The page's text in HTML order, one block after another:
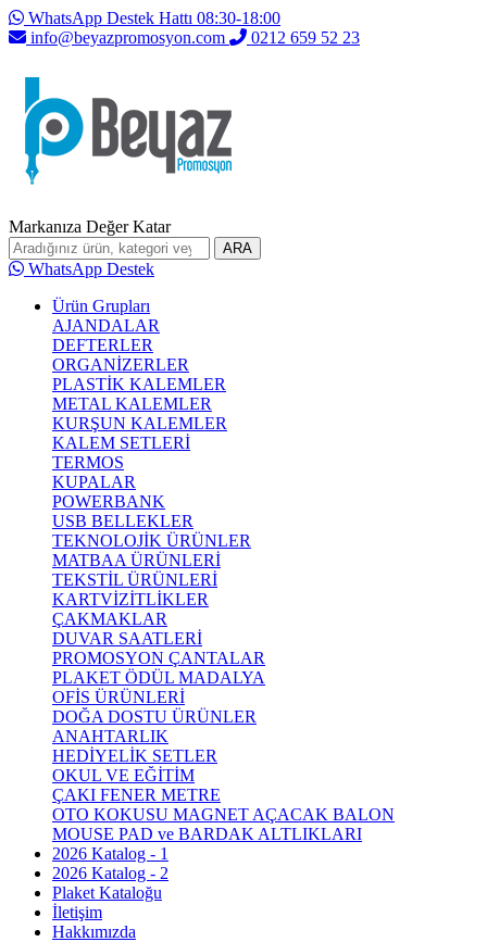
WhatsApp Destek Hattı 08:30-18:00
info@beyazpromosyon.com
0212 659 52 23
Markanıza Değer Katar
ARA
WhatsApp Destek
Ürün Grupları
AJANDALAR
DEFTERLER
ORGANİZERLER
PLASTİK KALEMLER
METAL KALEMLER
KURŞUN KALEMLER
KALEM SETLERİ
TERMOS
KUPALAR
POWERBANK
USB BELLEKLER
TEKNOLOJİK ÜRÜNLER
MATBAA ÜRÜNLERİ
TEKSTİL ÜRÜNLERİ
KARTVİZİTLİKLER
ÇAKMAKLAR
DUVAR SAATLERİ
PROMOSYON ÇANTALAR
PLAKET ÖDÜL MADALYA
OFİS ÜRÜNLERİ
DOĞA DOSTU ÜRÜNLER
ANAHTARLIK
HEDİYELİK SETLER
OKUL VE EĞİTİM
ÇAKI FENER METRE
OTO KOKUSU MAGNET AÇACAK BALON
MOUSE PAD ve BARDAK ALTLIKLARI
2026 Katalog - 1
2026 Katalog - 2
Plaket Kataloğu
İletişim
Hakkımızda